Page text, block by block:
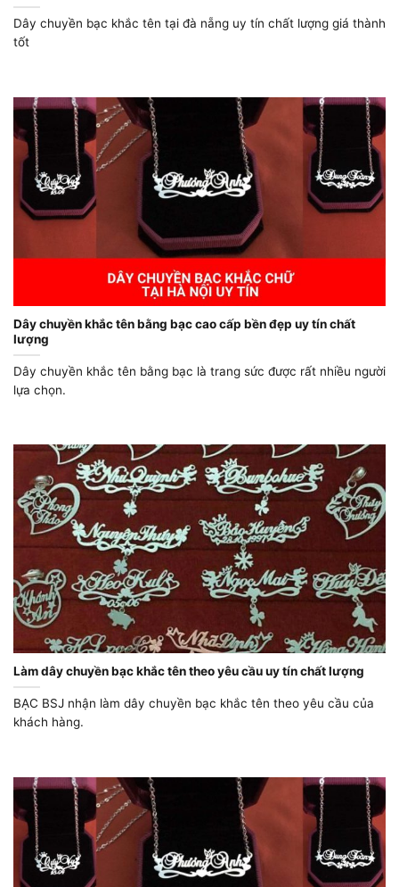
Dây chuyền bạc khắc tên tại đà nẵng uy tín chất lượng giá thành
tốt
Dây chuyền khắc tên bằng bạc cao cấp bền đẹp uy tín chất
lượng
Dây chuyền khắc tên bằng bạc là trang sức được rất nhiều người
lựa chọn.
Làm dây chuyền bạc khắc tên theo yêu cầu uy tín chất lượng
BẠC BSJ nhận làm dây chuyền bạc khắc tên theo yêu cầu của
khách hàng.